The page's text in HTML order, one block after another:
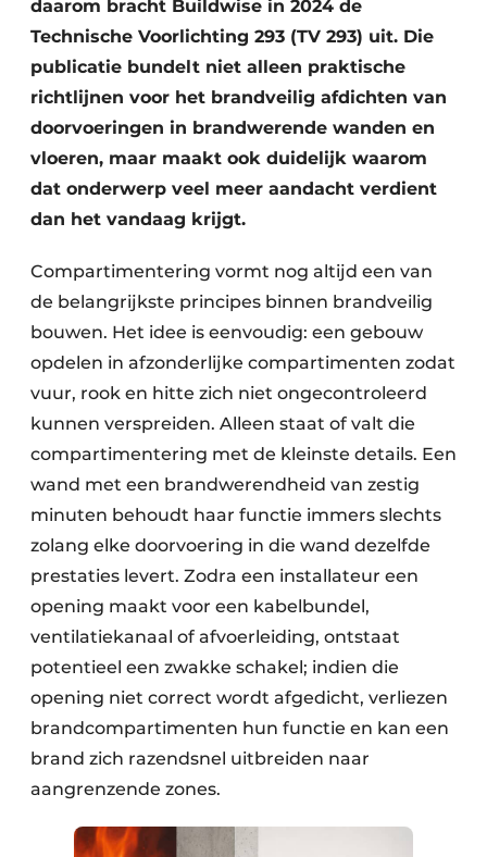
daarom bracht Buildwise in 2024 de
Technische Voorlichting 293 (TV 293) uit. Die
publicatie bundelt niet alleen praktische
richtlijnen voor het brandveilig afdichten van
doorvoeringen in brandwerende wanden en
vloeren, maar maakt ook duidelijk waarom
dat onderwerp veel meer aandacht verdient
dan het vandaag krijgt.
Compartimentering vormt nog altijd een van
de belangrijkste principes binnen brandveilig
bouwen. Het idee is eenvoudig: een gebouw
opdelen in afzonderlijke compartimenten zodat
vuur, rook en hitte zich niet ongecontroleerd
kunnen verspreiden. Alleen staat of valt die
compartimentering met de kleinste details. Een
wand met een brandwerendheid van zestig
minuten behoudt haar functie immers slechts
zolang elke doorvoering in die wand dezelfde
prestaties levert. Zodra een installateur een
opening maakt voor een kabelbundel,
ventilatiekanaal of afvoerleiding, ontstaat
potentieel een zwakke schakel; indien die
opening niet correct wordt afgedicht, verliezen
brandcompartimenten hun functie en kan een
brand zich razendsnel uitbreiden naar
aangrenzende zones.